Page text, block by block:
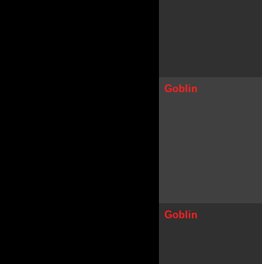
Goblin
Goblin